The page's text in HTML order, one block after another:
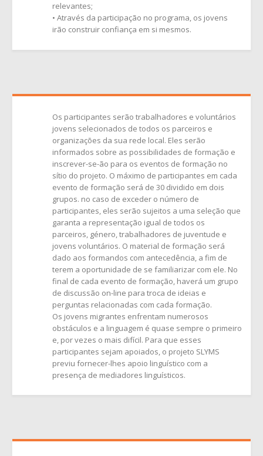
relevantes;
• Através da participação no programa, os jovens
irão construir confiança em si mesmos.
Os participantes serão trabalhadores e voluntários
jovens selecionados de todos os parceiros e
organizações da sua rede local. Eles serão
informados sobre as possibilidades de formação e
inscrever-se-ão para os eventos de formação no
sítio do projeto. O máximo de participantes em cada
evento de formação será de 30 dividido em dois
grupos. no caso de exceder o número de
participantes, eles serão sujeitos a uma seleção que
garanta a representação igual de todos os
parceiros, género, trabalhadores de juventude e
jovens voluntários. O material de formação será
dado aos formandos com antecedência, a fim de
terem a oportunidade de se familiarizar com ele. No
final de cada evento de formação, haverá um grupo
de discussão on-line para troca de ideias e
perguntas relacionadas com cada formação.
Os jovens migrantes enfrentam numerosos
obstáculos e a linguagem é quase sempre o primeiro
e, por vezes o mais difícil. Para que esses
participantes sejam apoiados, o projeto SLYMS
previu fornecer-lhes apoio linguístico com a
presença de mediadores linguísticos.